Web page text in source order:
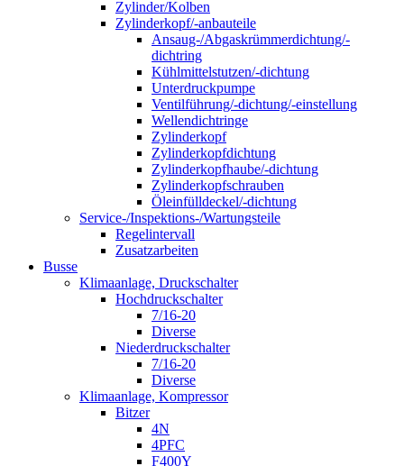
Zylinder/Kolben
Zylinderkopf/-anbauteile
Ansaug-/Abgaskrümmerdichtung/-
dichtring
Kühlmittelstutzen/-dichtung
Unterdruckpumpe
Ventilführung/-dichtung/-einstellung
Wellendichtringe
Zylinderkopf
Zylinderkopfdichtung
Zylinderkopfhaube/-dichtung
Zylinderkopfschrauben
Öleinfülldeckel/-dichtung
Service-/Inspektions-/Wartungsteile
Regelintervall
Zusatzarbeiten
Busse
Klimaanlage, Druckschalter
Hochdruckschalter
7/16-20
Diverse
Niederdruckschalter
7/16-20
Diverse
Klimaanlage, Kompressor
Bitzer
4N
4PFC
F400Y